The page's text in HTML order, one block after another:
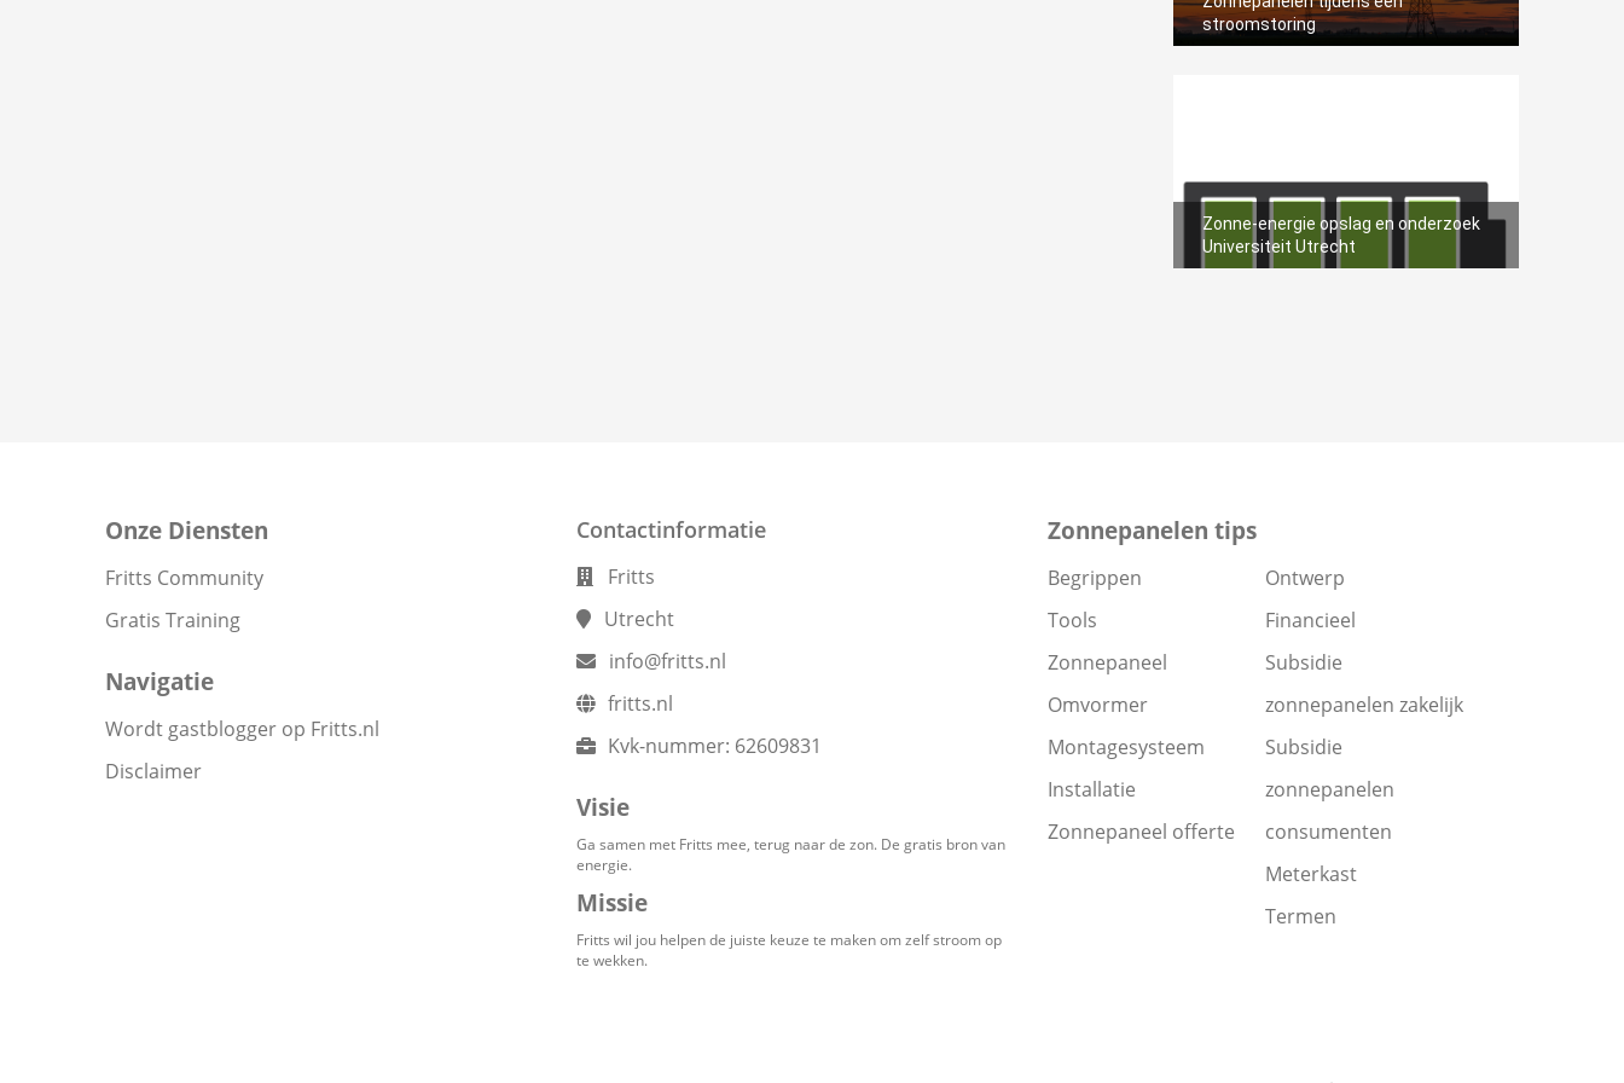
stroomstoring
17
Zonne-energie opslag en onderzoek
Universiteit Utrecht
Onze Diensten
Fritts Community
Gratis Training
Navigatie
Wordt gastblogger op Fritts.nl
Disclaimer
Contactinformatie
Fritts
Utrecht
info@fritts.nl
fritts.nl
Kvk-nummer: 62609831
Visie
Ga samen met Fritts mee, terug naar de zon. De gratis bron van
energie.
Missie
Fritts wil jou helpen de juiste keuze te maken om zelf stroom op
te wekken.
Zonnepanelen tips
Begrippen
Tools
Zonnepaneel
Omvormer
Montagesysteem
Installatie
Zonnepaneel offerte
Ontwerp
Financieel
Subsidie
zonnepanelen zakelijk
Subsidie
zonnepanelen
consumenten
Meterkast
Termen